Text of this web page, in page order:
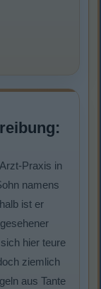
Praxis in
namens
ist er
hier teure
ziemlich
aus Tante